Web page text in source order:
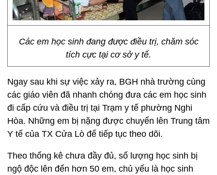
Các em học sinh đang được điều trị, chăm sóc
tích cực tại cơ sở y tế.
Ngay sau khi sự việc xảy ra, BGH nhà trường cùng
các giáo viên đã nhanh chóng đưa các em học sinh
đi cấp cứu và điều trị tại Trạm y tế phường Nghi
Hòa. Những em bị nặng được chuyển lên Trung tâm
Y tế của TX Cửa Lò để tiếp tục theo dõi.
Theo thống kê chưa đầy đủ, số lượng học sinh bị
ngộ độc lên đến hơn 50 em, chủ yếu là học sinh